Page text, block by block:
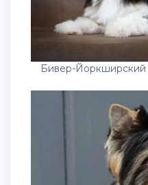
Бивер-Йоркширский